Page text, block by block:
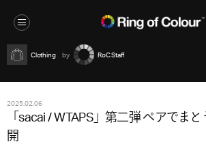
Clothing RoC Staff
2025.02.06
「sacai / WTAPS」第二弾 ペアでま
開